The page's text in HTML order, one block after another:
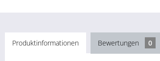
Produktinformationen Bewertungen 0